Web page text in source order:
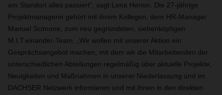
am Standort alles passiert“, sagt Lena Herion. Die 27-jährige
Projektmanagerin gehört mit ihrem Kollegen, dem HR-Manager
Manuel Scimone, zum neu gegründeten, siebenköpfigen
M.I.T.einander-Team. „Wir wollen mit unserer Aktion ein
Gesprächsangebot machen, mit dem wir die Mitarbeitenden der
unterschiedlichen Abteilungen regelmäßig über aktuelle Projekte,
Neuigkeiten und Maßnahmen in unserer Niederlassung und im
DACHSER Netzwerk informieren und mit ihnen in den direkten